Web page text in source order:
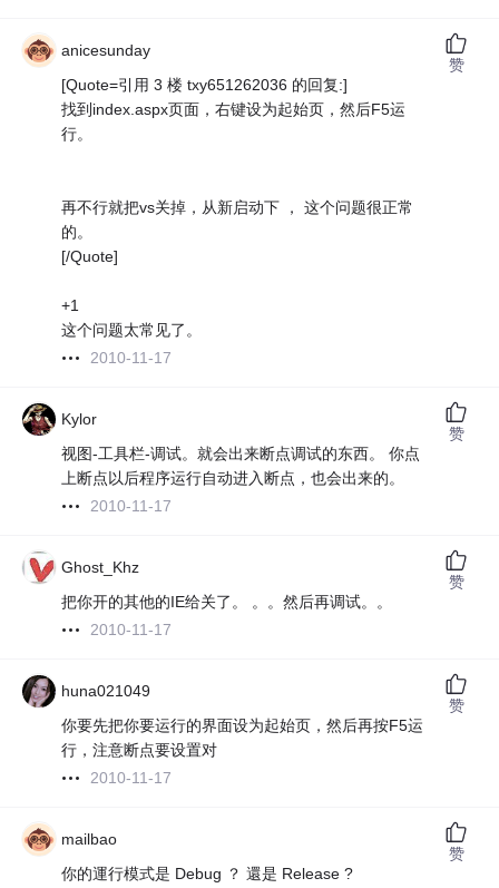
anicesunday
[Quote=引用 3 楼 txy651262036 的回复:]
找到index.aspx页面，右键设为起始页，然后F5运
行。
再不行就把vs关掉，从新启动下 ， 这个问题很正常
的。
[/Quote]
+1
这个问题太常见了。
2010-11-17
赞
Kylor
视图-工具栏-调试。就会出来断点调试的东西。 你点
上断点以后程序运行自动进入断点，也会出来的。
2010-11-17
赞
Ghost_Khz
把你开的其他的IE给关了。 。。然后再调试。。
2010-11-17
赞
huna021049
你要先把你要运行的界面设为起始页，然后再按F5运
行，注意断点要设置对
2010-11-17
赞
mailbao
你的運行模式是 Debug ？ 還是 Release ?
赞